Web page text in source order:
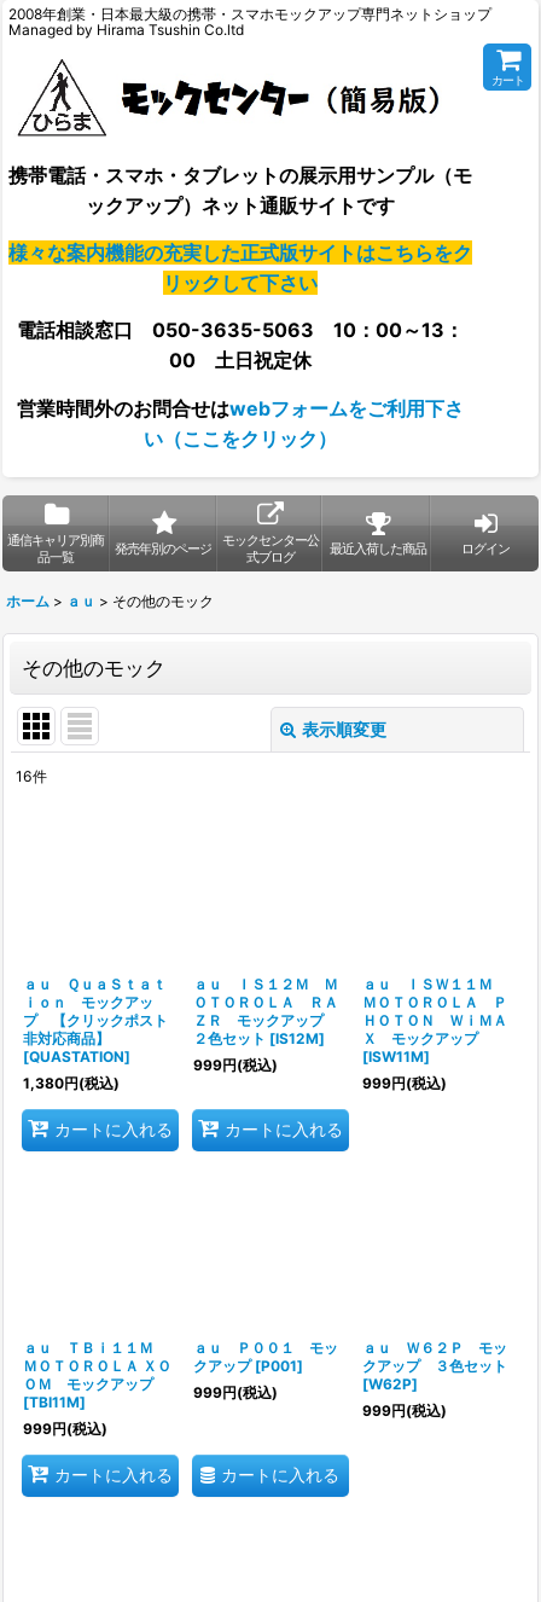
2008年創業・日本最大級の携帯・スマホモックアップ専門ネットショップ
Managed by Hirama Tsushin Co.ltd
携帯電話・スマホ・タブレットの展示用サンプル（モ
ックアップ）ネット通販サイトです
様々な案内機能の充実した正式版サイトはこちらをク
リックして下さい
電話相談窓口 050-3635-5063 10：00～13：
00 土日祝定休
営業時間外のお問合せはwebフォームをご利用下さ
い（ここをクリック）
カート
通信キャリア別商
品一覧
発売年別のページ
モックセンター公
式ブログ
最近入荷した商品 ログイン
ホーム > ａｕ > その他のモック
その他のモック
表示順変更
16件
ａｕ ＱｕａＳｔａｔ
ｉｏｎ モックアッ
プ 【クリックポスト
非対応商品】
[QUASTATION]
1,380円(税込)
カートに入れる
ａｕ ＩＳ１２Ｍ Ｍ
ＯＴＯＲＯＬＡ ＲＡ
ＺＲ モックアップ
２色セット [IS12M]
999円(税込)
カートに入れる
ａｕ ＩＳＷ１１Ｍ
ＭＯＴＯＲＯＬＡ Ｐ
ＨＯＴＯＮ ＷｉＭＡ
Ｘ モックアップ
[ISW11M]
999円(税込)
ａｕ ＴＢｉ１１Ｍ
ＭＯＴＯＲＯＬＡ ＸＯ
ＯＭ モックアップ
[TBI11M]
999円(税込)
カートに入れる
ａｕ Ｐ００１ モッ
クアップ [P001]
999円(税込)
カートに入れる
ａｕ Ｗ６２Ｐ モッ
クアップ ３色セット
[W62P]
999円(税込)